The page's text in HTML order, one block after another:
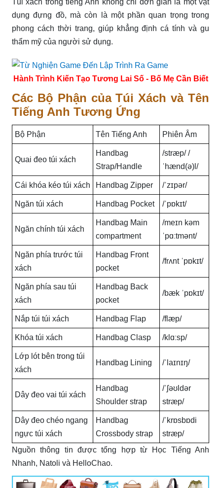
dụng đựng đồ, mà còn là một phần quan trọng trong
phong cách thời trang, giúp khẳng định cá tính và gu
thẩm mỹ của người sử dụng.
Hành Trình Kiến Tạo Tương Lai Số - Bố Mẹ Cần Biết
Các Bộ Phận của Túi Xách và Tên
Tiếng Anh Tương Ứng
Bộ Phận Tên Tiếng Anh Phiên Âm
Quai đeo túi xách
Handbag
Strap/Handle
/stræp/ /
ˈhænd(ə)l/
Cái khóa kéo túi xách Handbag Zipper /ˈzɪpər/
Ngăn túi xách Handbag Pocket /ˈpɒkɪt/
Ngăn chính túi xách
Handbag Main
compartment
/meɪn kəm
ˈpɑːtmənt/
Ngăn phía trước túi
xách
Handbag Front
pocket
/frʌnt ˈpɒkɪt/
Ngăn phía sau túi
xách
Handbag Back
pocket
/bæk ˈpɒkɪt/
Nắp túi túi xách Handbag Flap /flæp/
Khóa túi xách Handbag Clasp /klɑːsp/
Lớp lót bên trong túi
xách
Handbag Lining /ˈlaɪnɪŋ/
Dây đeo vai túi xách
Handbag
Shoulder strap
/ˈʃəʊldər
stræp/
Dây đeo chéo ngang
ngực túi xách
Handbag
Crossbody strap
/ˈkrɒsbɒdi
stræp/
Nguồn thông tin được tổng hợp từ Học Tiếng Anh
Nhanh, Natoli và HelloChao.